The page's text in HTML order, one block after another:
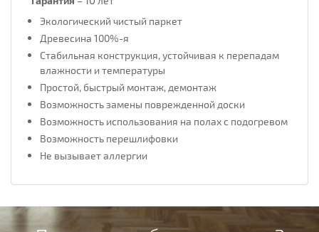
Экологический чистый паркет
Древесина 100%-я
Стабильная конструкция, устойчивая к перепадам
влажности и температуры
Простой, быстрый монтаж, демонтаж
Возможность замены поврежденной доски
Возможность использования на полах с подогревом
Возможность перешлифовки
Не вызывает аллергии